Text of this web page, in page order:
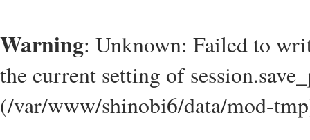
Warning: Unknown: Failed to
the current setting of
(/var/www/shinobi6/data/mod-